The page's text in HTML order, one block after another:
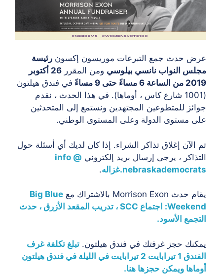
عرض حدث جمع التبرعات موريسون إكسون رئيسة
مجلس النواب نانسي بيلوسي ومن المقرر
26 أكتوبر
2019 من الساعة 6 مساءً حتى 9 مساءً
في فندق هيلتون
(1001 شارع كاس ، أوماها). في هذا الحدث ، نقدم
جوائز للمتطوعين المجتهدين ونستمع إلى المتحدثين
على مستوى الدولة وعلى المستوى الوطني.
تم الآن إغلاق تذاكر الشراء. إذا كان لديك أي أسئلة حول
التذاكر ، يرجى إرسال بريد إلكتروني info @
nebraskademocrats. غزاله.
يقام حدث Morrison Exon بالاشتراك مع
Big Blue
Weekend: اجتماع SCC ، تدريب المقعد الأزرق ، حدث
التجمع الأسود.
يمكنك حجز غرفتك في فندق هيلتون. تبلغ تكلفة غرف
الفندق 1 تيرابايت 2 تيرابايت في الليلة في فندق هيلتون
أوماها ويمكن حجزها هنا.